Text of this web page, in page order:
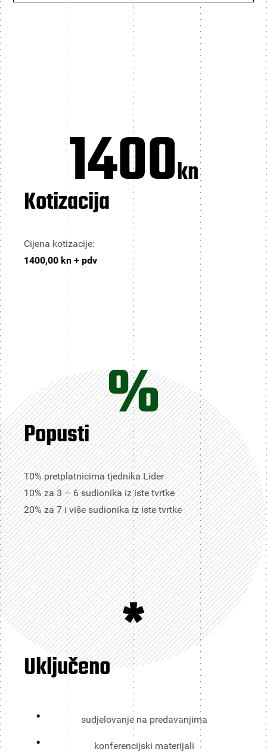
1400kn
Kotizacija
Cijena kotizacije:
1400,00 kn + pdv
%
Popusti
10% pretplatnicima tjednika Lider
10% za 3 – 6 sudionika iz iste tvrtke
20% za 7 i više sudionika iz iste tvrtke
*
Uključeno
sudjelovanje na predavanjima
konferencijski materijali